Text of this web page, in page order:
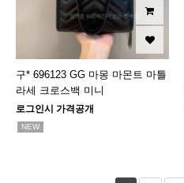
구* 696123 GG 마몽 마몬트 마틀
라세 크로스백 미니
로그인시 가격공개
NEW